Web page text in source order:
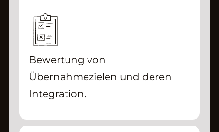
Bewertung von
Übernahmezielen und deren
Integration.